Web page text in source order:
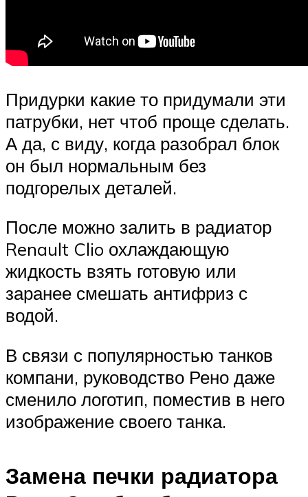
Придурки какие то придумали эти
патрубки, нет чтоб проще сделать.
А да, с виду, когда разобрал блок
он был нормальным без
подгорелых деталей.
После можно залить в радиатор
Renault Clio охлаждающую
жидкость взять готовую или
заранее смешать антифриз с
водой.
В связи с популярностью танков
компани, руководство Рено даже
сменило логотип, поместив в него
изображение своего танка.
Замена печки радиатора